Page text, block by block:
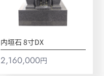
内垣石 8寸DX
2,160,000円